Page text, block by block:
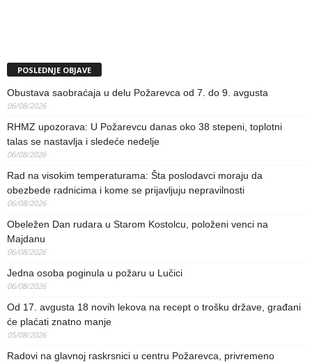
POSLEDNJE OBJAVE
Obustava saobraćaja u delu Požarevca od 7. do 9. avgusta
06/08/2026
RHMZ upozorava: U Požarevcu danas oko 38 stepeni, toplotni
talas se nastavlja i sledeće nedelje
06/08/2026
Rad na visokim temperaturama: Šta poslodavci moraju da
obezbede radnicima i kome se prijavljuju nepravilnosti
06/08/2026
Obeležen Dan rudara u Starom Kostolcu, položeni venci na
Majdanu
06/08/2026
Jedna osoba poginula u požaru u Lučici
06/08/2026
Od 17. avgusta 18 novih lekova na recept o trošku države, građani
će plaćati znatno manje
05/08/2026
Radovi na glavnoj raskrsnici u centru Požarevca, privremeno